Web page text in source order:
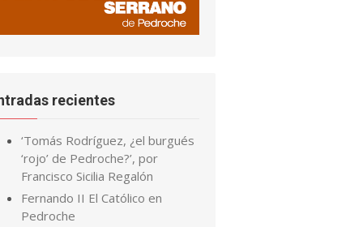
recientes
‘Tomás Rodríguez, ¿el burgués
‘rojo’ de Pedroche?’, por
Francisco Sicilia Regalón
Fernando II El Católico en
Pedroche